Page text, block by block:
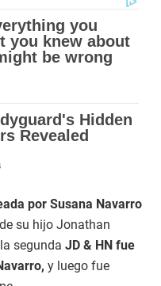
por Susana Navarro
su hijo Jonathan
segunda JD & HN fue
y luego fue